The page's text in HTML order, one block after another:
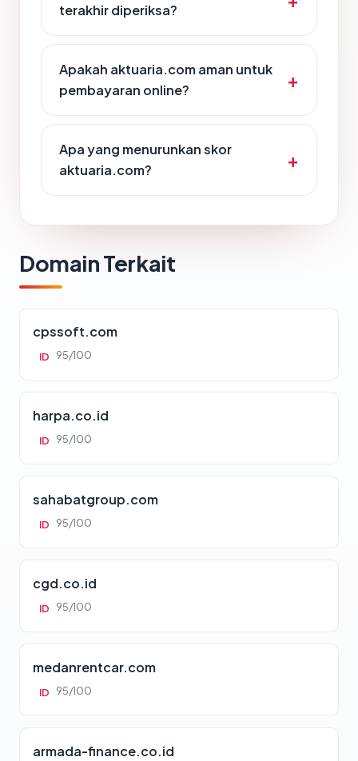
terakhir diperiksa?
Apakah aktuaria.com aman untuk
pembayaran online?
Apa yang menurunkan skor
aktuaria.com?
Domain Terkait
cpssoft.com
ID 95/100
harpa.co.id
ID 95/100
sahabatgroup.com
ID 95/100
cgd.co.id
ID 95/100
medanrentcar.com
ID 95/100
armada-finance.co.id